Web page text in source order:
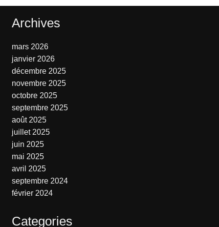
Archives
mars 2026
janvier 2026
décembre 2025
novembre 2025
octobre 2025
septembre 2025
août 2025
juillet 2025
juin 2025
mai 2025
avril 2025
septembre 2024
février 2024
Categories